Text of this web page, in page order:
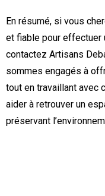
En résumé, si vous
et fiable pour effectuer
contactez Artisans
sommes engagés à
tout en travaillant avec
aider à retrouver un
préservant